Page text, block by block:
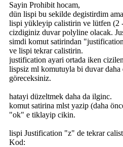
Sayin Prohibit hocam,
dün lispi bu sekilde degistirdim
lispi yükleyip calistirin ve lütfen (2
cizdiginiz duvar polyline olacak.
simdi komut satirindan
ve lispi tekrar calistirin.
justification ayari ortada iken
lispsiz ml komutuyla bi duvar
göreceksiniz.
hatayi düzeltmek daha da ilginc.
komut satirina mlst yazip (daha
"ok" e tiklayip cikin.
lispi Justification "z" de tekrar
Kod: